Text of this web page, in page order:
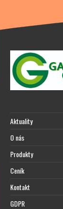
Aktuality
O nás
Produkty
Ceník
Kontakt
GDPR